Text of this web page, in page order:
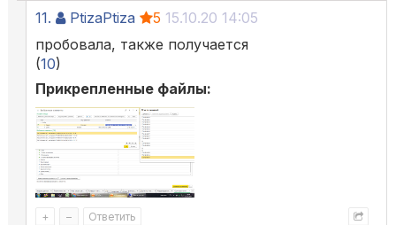
11. PtizaPtiza 5 15.10.20 14:05
пробовала, также получается
(10)
Прикрепленные файлы:
+ – Ответить